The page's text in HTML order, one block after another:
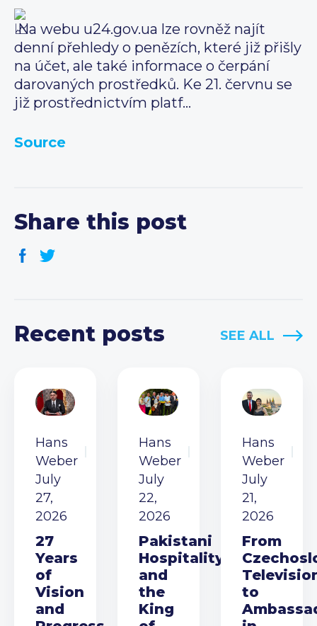
Na webu u24.gov.ua lze rovněž najít
denní přehledy o penězích, které již přišly
na účet, ale také informace o čerpání
darovaných prostředků. Ke 21. červnu se
již prostřednictvím platf…
Source
Share this post
Recent posts SEE ALL
Hans
Weber
July
27,
2026
27
Years
of
Vision
and
Hans
Weber
July
22,
2026
Pakistani
Hospitality
and
the
King
Hans
Weber
July
21,
2026
From
to